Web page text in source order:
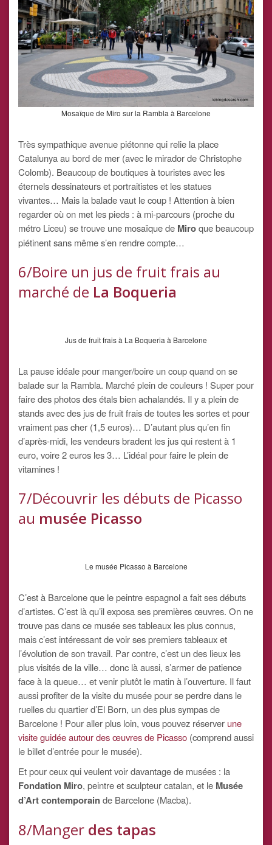
Mosaïque de Miro sur la Rambla à Barcelone
Très sympathique avenue piétonne qui relie la place
Catalunya au bord de mer (avec le mirador de Christophe
Colomb). Beaucoup de boutiques à touristes avec les
éternels dessinateurs et portraitistes et les statues
vivantes… Mais la balade vaut le coup ! Attention à bien
regarder où on met les pieds : à mi-parcours (proche du
métro Liceu) se trouve une mosaïque de Miroque beaucoup
piétinent sans même s’en rendre compte…
6/Boire un jus de fruit frais au
marché de La Boqueria
Jus de fruit frais à La Boqueria à Barcelone
La pause idéale pour manger/boire un coup quand on se
balade sur la Rambla. Marché plein de couleurs ! Super pour
faire des photos des étals bien achalandés. Il y a plein de
stands avec des jus de fruit frais de toutes les sortes et pour
vraiment pas cher (1,5 euros)… D’autant plus qu’en fin
d’après-midi, les vendeurs bradent les jus qui restent à 1
euro, voire 2 euros les 3… L’idéal pour faire le plein de
vitamines !
7/Découvrir les débuts de Picasso
au musée Picasso
Le musée Picasso à Barcelone
C’est à Barcelone que le peintre espagnol a fait ses débuts
d’artistes. C’est là qu’il exposa ses premières œuvres. On ne
trouve pas dans ce musée ses tableaux les plus connus,
mais c’est intéressant de voir ses premiers tableaux et
l’évolution de son travail. Par contre, c’est un des lieux les
plus visités de la ville… donc là aussi, s’armer de patience
face à la queue… et venir plutôt le matin à l’ouverture. Il faut
aussi profiter de la visite du musée pour se perdre dans le
ruelles du quartier d’El Born, un des plus sympas de
Barcelone ! Pour aller plus loin, vous pouvez réserver une
visite guidée autour des œuvres de Picasso (comprend aussi
le billet d’entrée pour le musée).
Et pour ceux qui veulent voir davantage de musées : la
Fondation Miro, peintre et sculpteur catalan, et le Musée
d’Art contemporain de Barcelone (Macba).
8/Manger des tapas